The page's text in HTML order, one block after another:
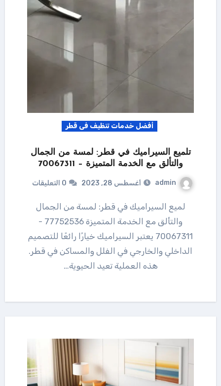
أفضل خدمات تنظيف فى قطر
تلميع السيراميك في قطر: لمسة من الجمال
والتألق مع الخدمة المتميزة – 70067311
admin أغسطس 28, 2023 0 التعليقات
لميع السيراميك في قطر: لمسة من الجمال
والتألق مع الخدمة المتميزة 77752536 -
70067311 يعتبر السيراميك خيارًا رائعًا للتصميم
الداخلي والخارجي في الفلل والمساكن في قطر.
هذه العملية تعيد الحيوية…